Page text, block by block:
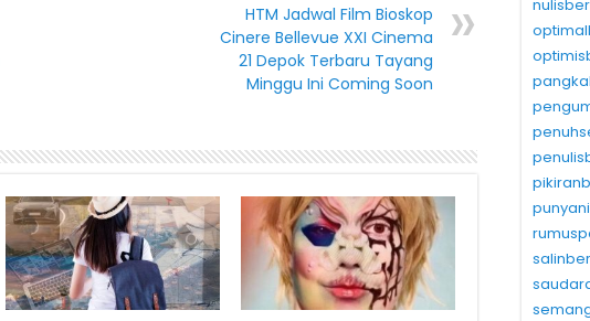
HTM Jadwal Film Bioskop
Cinere Bellevue XXI Cinema
21 Depok Terbaru Tayang
Minggu Ini Coming Soon